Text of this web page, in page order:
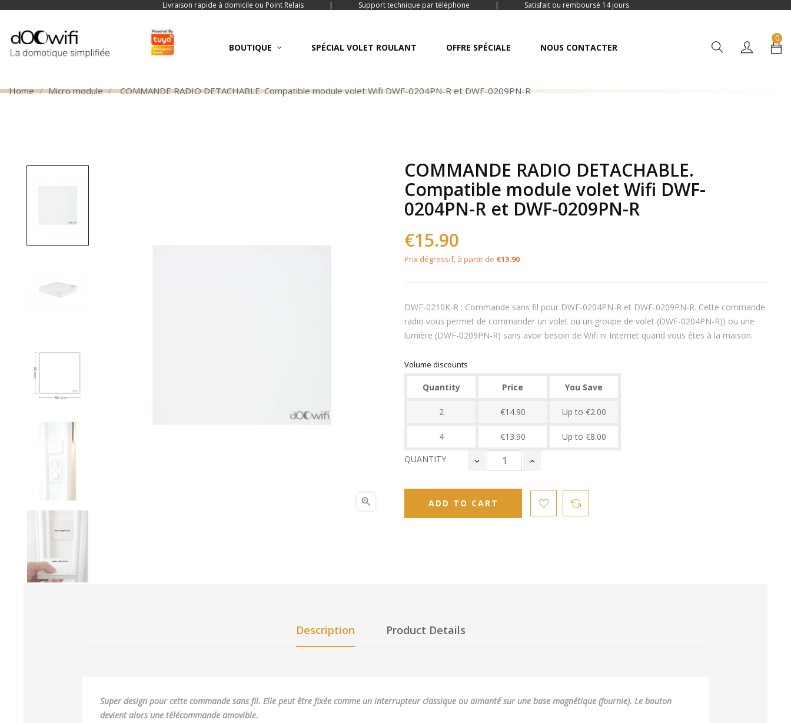
Livraison rapide à domicile ou Point Relais | Support technique par téléphone | Satisfait ou remboursé 14 jours
BOUTIQUE SPÉCIAL VOLET ROULANT OFFRE SPÉCIALE NOUS CONTACTER
0
Home Micro module COMMANDE RADIO DETACHABLE. Compatible module volet Wifi DWF-0204PN-R et DWF-0209PN-R

COMMANDE RADIO DETACHABLE.
Compatible module volet Wifi DWF-
0204PN-R et DWF-0209PN-R
€15.90
Prix dégressif, à partir de €13.90
DWF-0210K-R : Commande sans fil pour DWF-0204PN-R et DWF-0209PN-R. Cette commande
radio vous permet de commander un volet ou un groupe de volet (DWF-0204PN-R)) ou une
lumière (DWF-0209PN-R) sans avoir besoin de Wifi ni Internet quand vous êtes à la maison.
Volume discounts
Quantity Price You Save
2 €14.90 Up to €2.00
4 €13.90
Up to €8.00
QUANTITY
ADD TO CART
Description Product Details
Super design pour cette commande sans fil. Elle peut être fixée comme un interrupteur classique ou aimanté sur une base magnétique (fournie). Le bouton
devient alors une télécommande amovible.